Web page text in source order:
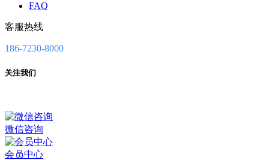
FAQ
客服热线
186-7230-8000
关注我们
微信咨询
会员中心